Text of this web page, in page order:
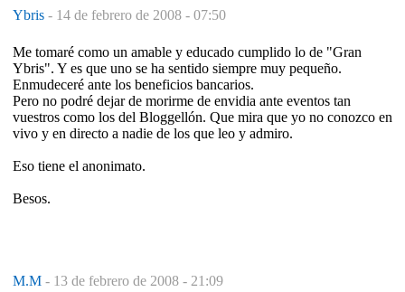
Ybris - 14 de febrero de 2008 - 07:50
Me tomaré como un amable y educado cumplido lo de "Gran
Ybris". Y es que uno se ha sentido siempre muy pequeño.
Enmudeceré ante los beneficios bancarios.
Pero no podré dejar de morirme de envidia ante eventos tan
vuestros como los del Bloggellón. Que mira que yo no conozco en
vivo y en directo a nadie de los que leo y admiro.
Eso tiene el anonimato.
Besos.
M.M - 13 de febrero de 2008 - 21:09